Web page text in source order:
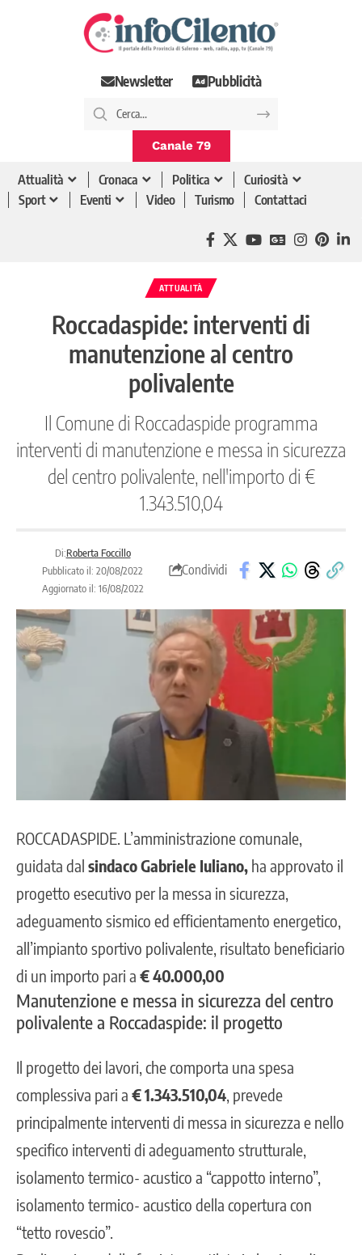
Newsletter Pubblicità
Canale 79
Attualità Cronaca Politica
Curiosità
Sport
Eventi Video Turismo Contattaci
ATTUALITÀ
Roccadaspide: interventi di
manutenzione al centro
polivalente
Il Comune di Roccadaspide programma
interventi di manutenzione e messa in sicurezza
del centro polivalente, nell'importo di €
1.343.510,04
Di:Roberta Foccillo
Pubblicato il: 20/08/2022
Aggiornato il: 16/08/2022
Condividi
ROCCADASPIDE . L’amministrazione comunale,
guidata dal sindaco Gabriele Iuliano, ha approvato il
progetto esecutivo per la messa in sicurezza,
adeguamento sismico ed efficientamento energetico,
all’impianto sportivo polivalente, risultato beneficiario
di un importo pari a € 40.000,00
Manutenzione e messa in sicurezza del centro
polivalente a Roccadaspide: il progetto
Il progetto dei lavori, che comporta una spesa
complessiva pari a € 1.343.510,04 , prevede
principalmente interventi di messa in sicurezza e nello
specifico interventi di adeguamento strutturale,
isolamento termico- acustico a “cappotto interno”,
isolamento termico- acustico della copertura con
“tetto rovescio”.